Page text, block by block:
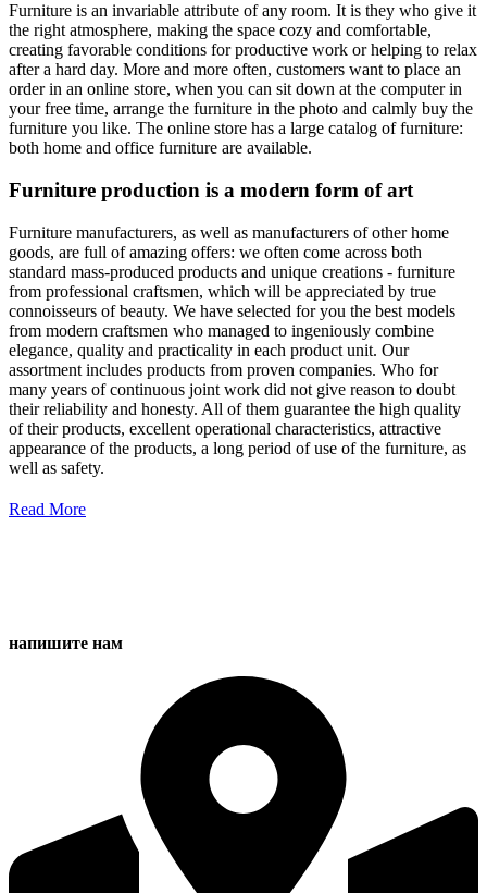
Furniture is an invariable attribute of any room. It is they who give it
the right atmosphere, making the space cozy and comfortable,
creating favorable conditions for productive work or helping to relax
after a hard day. More and more often, customers want to place an
order in an online store, when you can sit down at the computer in
your free time, arrange the furniture in the photo and calmly buy the
furniture you like. The online store has a large catalog of furniture:
both home and office furniture are available.
Furniture production is a modern form of art
Furniture manufacturers, as well as manufacturers of other home
goods, are full of amazing offers: we often come across both
standard mass-produced products and unique creations - furniture
from professional craftsmen, which will be appreciated by true
connoisseurs of beauty. We have selected for you the best models
from modern craftsmen who managed to ingeniously combine
elegance, quality and practicality in each product unit. Our
assortment includes products from proven companies. Who for
many years of continuous joint work did not give reason to doubt
their reliability and honesty. All of them guarantee the high quality
of their products, excellent operational characteristics, attractive
appearance of the products, a long period of use of the furniture, as
well as safety.
Read More
напишите нам